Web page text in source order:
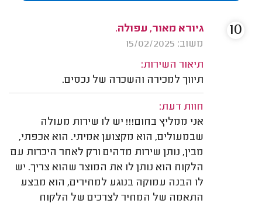
גיורא מאור, עפולה.
משוב: 15/02/2025
תיאור השירות:
תיווך למכירה והשכרה של נכסים.
חוות דעת:
אני ממליץ בחום!!! יש לו שירות מעולה
שבמעולים, הוא מקצוען אמיתי. הוא אכפתי,
מבין, נותן שירות מדהים ורק לאחר היכרות עם
הלקוח הוא נותן לו את המוצר שהוא צריך. יש
לו הבנה עמוקה בנוגע למחירים, הוא מבצע
התאמה של המחיר לצרכים של הלקוח
10